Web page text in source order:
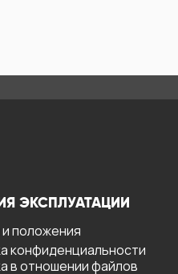
ЭКСПЛУАТАЦИИ
положения
конфиденциальности
в отношении файлов